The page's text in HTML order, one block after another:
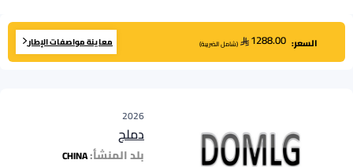
السعر: 1288.00
(شامل الضريبة) معاينة مواصفات الإطار
2026
دملج
بلد المنشأ:CHINA